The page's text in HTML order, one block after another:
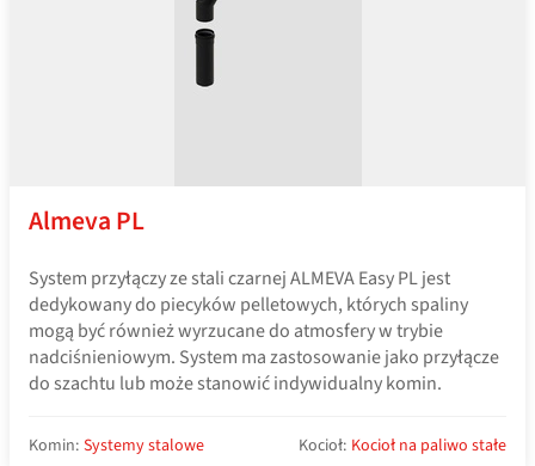
Almeva PL
System przyłączy ze stali czarnej ALMEVA Easy PL jest
dedykowany do piecyków pelletowych, których spaliny
mogą być również wyrzucane do atmosfery w trybie
nadciśnieniowym. System ma zastosowanie jako przyłącze
do szachtu lub może stanowić indywidualny komin.
Komin: Systemy stalowe Kocioł: Kocioł na paliwo stałe